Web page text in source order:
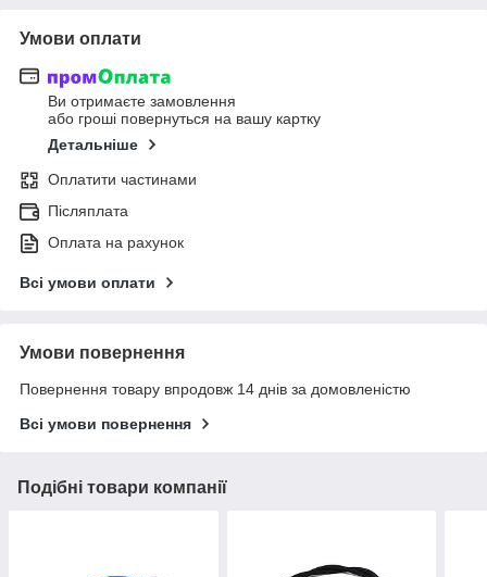
Умови оплати
Ви отримаєте замовлення
або гроші повернуться на вашу картку
Детальніше
Оплатити частинами
Післяплата
Оплата на рахунок
Всі умови оплати
Умови повернення
Повернення товару впродовж 14 днів за домовленістю
Всі умови повернення
Подібні товари компанії